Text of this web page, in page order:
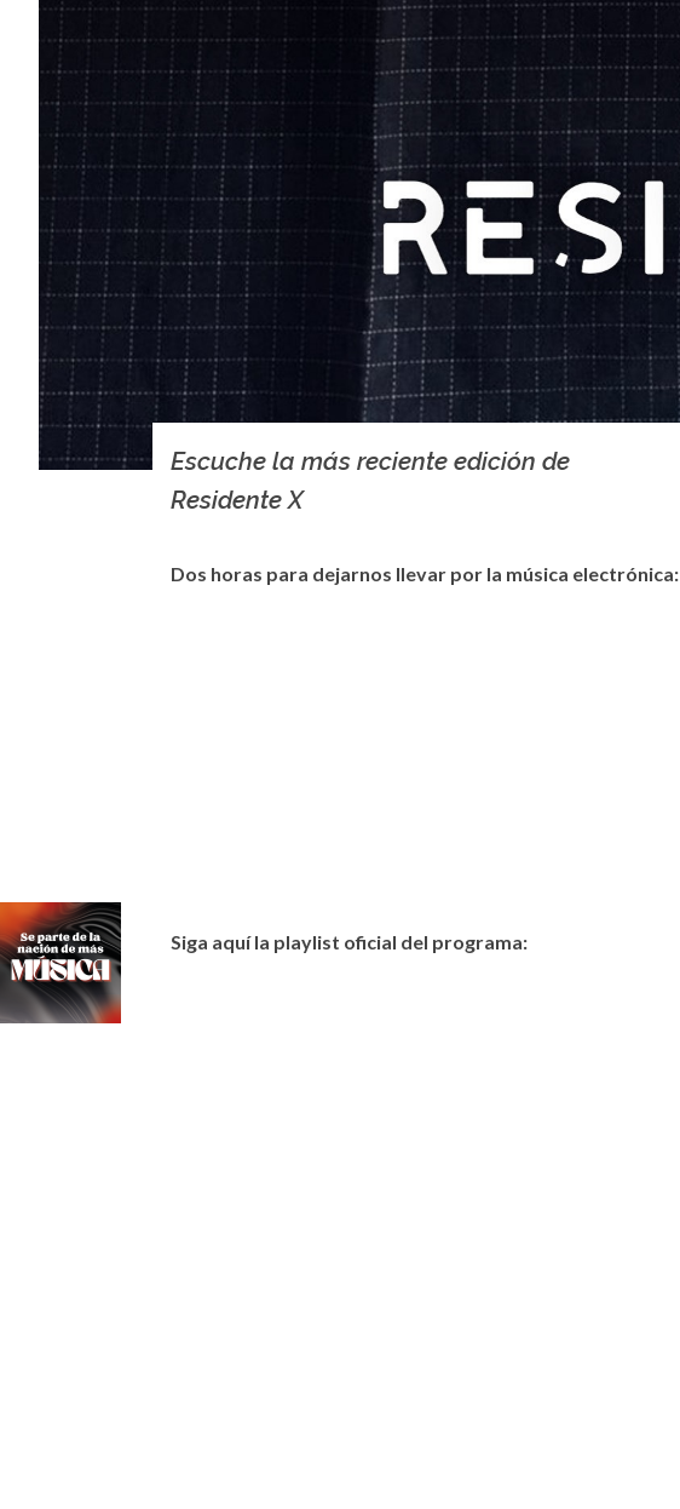
Escuche la más reciente edición de
Residente X
Dos horas para dejarnos llevar por la música electrónica:
Siga aquí la playlist oficial del programa: